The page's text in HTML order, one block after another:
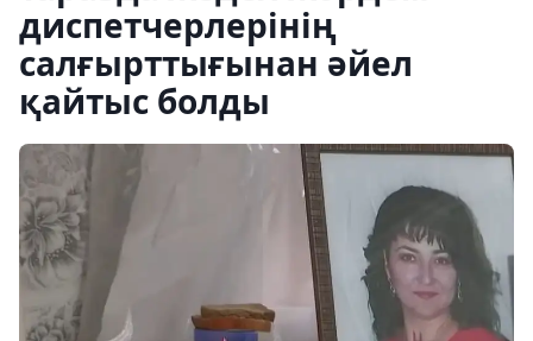
диспетчерлерінің
салғырттығынан әйел
қайтыс болды